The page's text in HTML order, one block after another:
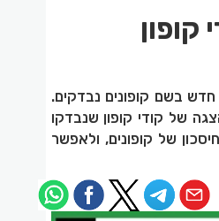
בשם קופונים נבדקים.
של קודי קופון שנבדקו
של קופונים, ולאפשר